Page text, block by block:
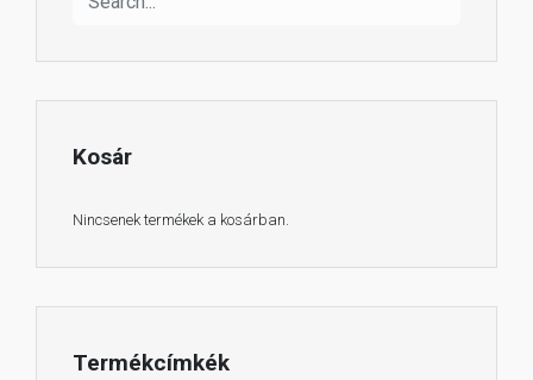
Kosár
Nincsenek termékek a kosárban.
Termékcímkék